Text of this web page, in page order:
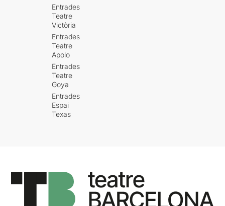
Entrades
Teatre
Victòria
Entrades
Teatre
Apolo
Entrades
Teatre
Goya
Entrades
Espai
Texas